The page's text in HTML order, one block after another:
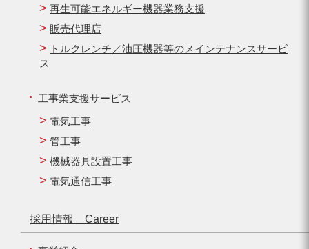
再生可能エネルギー機器業務支援
販売代理店
トルクレンチ／油圧機器等のメインテナンスサービ
ス
工事業支援サービス
電気工事
管工事
機械器具設置工事
電気通信工事
採用情報 Career